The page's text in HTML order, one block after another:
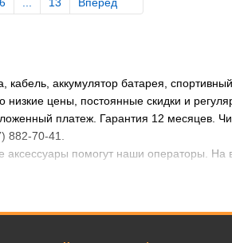
аккумулятор батарея,
низкие цены, постоянные скидки и
платеж. Гарантия 12 месяцев.
882-70-41.
помогут наши операторы. На